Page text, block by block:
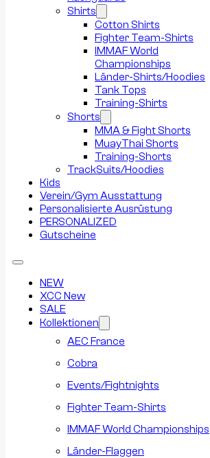
Shirts
Cotton Shirts
Fighter Team-Shirts
IMMAF World
Championships
Länder-Shirts/Hoodies
Tank Tops
Training-Shirts
Shorts
MMA & Fight Shorts
MuayThai Shorts
Training-Shorts
TrackSuits/Hoodies
Kids
Verein/Gym Ausstattung
Personalisierte Ausrüstung
PERSONALIZED
Gutscheine
NEW
XCC New
SALE
Kollektionen
AEC France
Cobra
Events/Fightnights
Fighter Team-Shirts
IMMAF World Championships
Länder-Flaggen